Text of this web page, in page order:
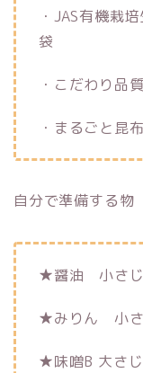
・JAS有機栽
袋
・こだわり
・まるごと昆
自分で準備する物
★醤油 小さじ
★みりん 小さ
★味噌B 大さじ